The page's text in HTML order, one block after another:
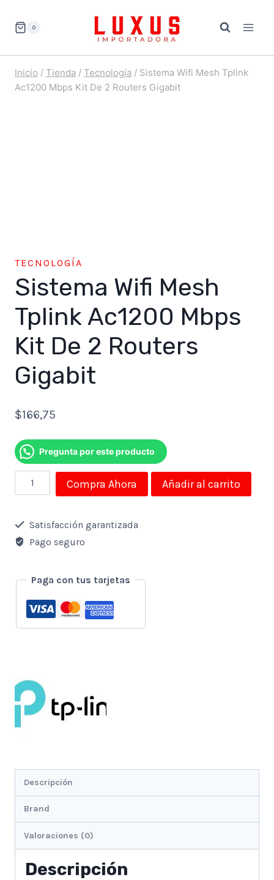
0
Inicio / Tienda / Tecnología / Sistema Wifi Mesh Tplink
Ac1200 Mbps Kit De 2 Routers Gigabit
TECNOLOGÍA
Sistema Wifi Mesh
Tplink Ac1200 Mbps
Kit De 2 Routers
Gigabit
$166,75
Pregunta por este producto
Sistema
Wifi
Mesh
Tplink
Mbps
cantidad
Compra Ahora Añadir al carrito
Satisfacción garantizada
Pago seguro
Paga con tus tarjetas
Descripción
Brand
Valoraciones (0)
Descripción